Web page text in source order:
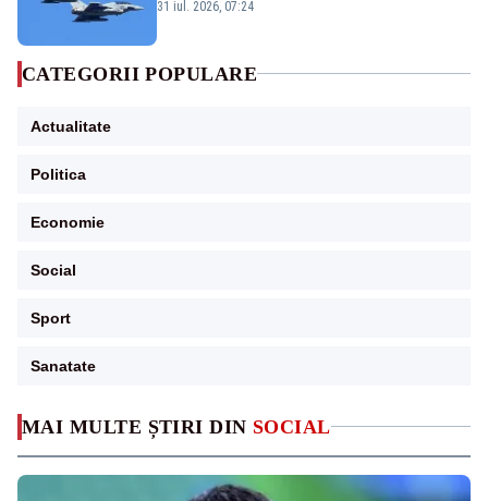
MAI MULTE ȘTIRI DIN SOCIAL
Eurofighter britanice au fost ridicate de la
31 iul. 2026, 07:24
CATEGORII POPULARE
Actualitate
Politica
Economie
Social
Sport
Sanatate